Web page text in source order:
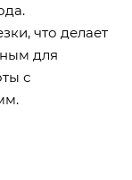
что делает
для
с